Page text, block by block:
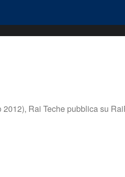
Rai Teche pubblica su